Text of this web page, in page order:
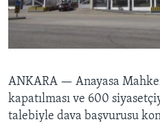
HAYATTAN
BIZI TAKIP EDIN
Diller
ANKARA — Anayasa
kapatılması ve 600
talebiyle dava başvurusu